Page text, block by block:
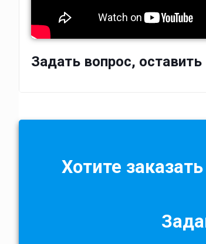
Задать вопрос,
Хотите